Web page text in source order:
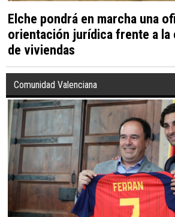
Elche pondrá en marcha una
orientación jurídica frente a la
de viviendas
Comunidad Valenciana